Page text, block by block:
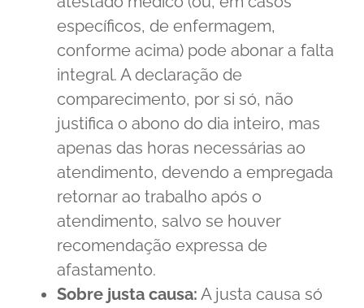
específicos, de enfermagem,
conforme acima) pode abonar a falta
integral. A declaração de
comparecimento, por si só, não
justifica o abono do dia inteiro, mas
apenas das horas necessárias ao
atendimento, devendo a empregada
retornar ao trabalho após o
atendimento, salvo se houver
recomendação expressa de
afastamento.
Sobre justa causa: A justa causa só